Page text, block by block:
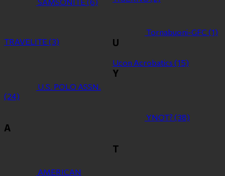
Tornabuoni-GFC (1)
TRAVELITE (3) U
U.S. POLO ASSN.
(24)
Ucon Acrobatics (15)
Y
YNOT? (38)
Α
ΑMERICAN
Τ